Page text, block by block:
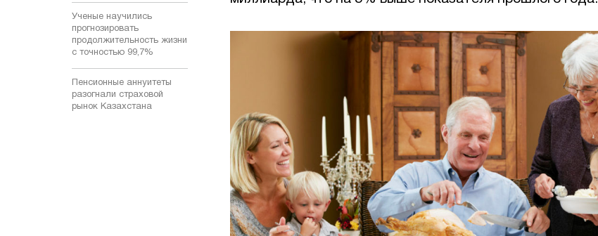
Ученые научились
прогнозировать
продолжительность жизни
с точностью 99,7%
Пенсионные аннуитеты
разогнали страховой
рынок Казахстана